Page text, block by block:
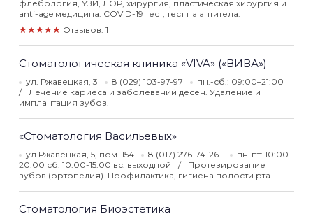
флебология, УЗИ, ЛОР, хирургия, пластическая хирургия и
anti-age медицина. COVID-19 тест, тест на антитела.
★★★★★ Отзывов: 1
Стоматологическая клиника «VIVA» («ВИВА»)
ул. Ржавецкая, 3 8 (029) 103-97-97
пн.-сб.: 09:00–21:00
Лечение кариеса и заболеваний десен. Удаление и
имплантация зубов.
«Стоматология Васильевых»
ул.Ржавецкая, 5, пом. 154 8 (017) 276-74-26
пн-пт: 10:00-
20:00 сб: 10:00-15:00 вс: выходной
Протезирование
зубов (ортопедия). Профилактика, гигиена полости рта.
Стоматология Биоэстетика